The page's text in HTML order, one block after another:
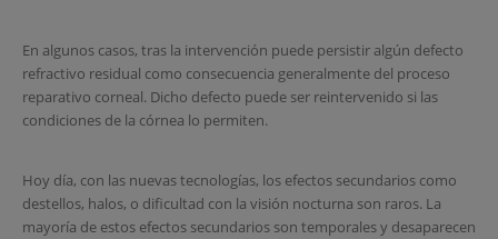
En algunos casos, tras la intervención puede persistir algún defecto
refractivo residual como consecuencia generalmente del proceso
reparativo corneal. Dicho defecto puede ser reintervenido si las
condiciones de la córnea lo permiten.
Hoy día, con las nuevas tecnologías, los efectos secundarios como
destellos, halos, o dificultad con la visión nocturna son raros. La
mayoría de estos efectos secundarios son temporales y desaparecen